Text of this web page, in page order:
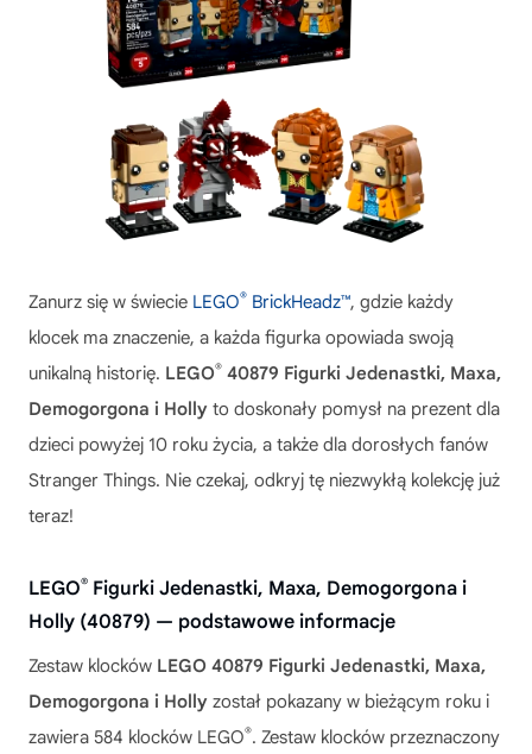
Zanurz się w świecie LEGO® BrickHeadz™, gdzie każdy
klocek ma znaczenie, a każda figurka opowiada swoją
unikalną historię. LEGO® 40879 Figurki Jedenastki, Maxa,
Demogorgona i Holly to doskonały pomysł na prezent dla
dzieci powyżej 10 roku życia, a także dla dorosłych fanów
Stranger Things. Nie czekaj, odkryj tę niezwykłą kolekcję już
teraz!
LEGO® Figurki Jedenastki, Maxa, Demogorgona i
Holly (40879) — podstawowe informacje
Zestaw klocków LEGO 40879 Figurki Jedenastki, Maxa,
Demogorgona i Holly został pokazany w bieżącym roku i
zawiera 584 klocków LEGO®. Zestaw klocków przeznaczony